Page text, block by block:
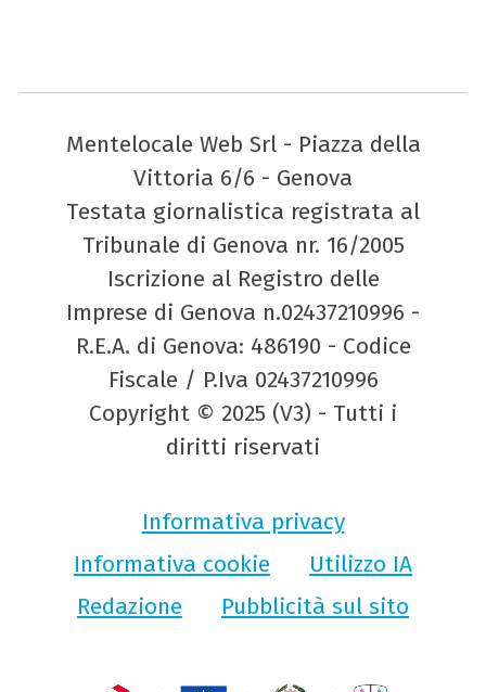
Mentelocale Web Srl - Piazza della
Vittoria 6/6 - Genova
Testata giornalistica registrata al
Tribunale di Genova nr. 16/2005
Iscrizione al Registro delle
Imprese di Genova n.02437210996 -
R.E.A. di Genova: 486190 - Codice
Fiscale / P.Iva 02437210996
Copyright © 2025 (V3) - Tutti i
diritti riservati
Informativa privacy
Informativa cookie
Utilizzo IA
Redazione
Pubblicità sul sito